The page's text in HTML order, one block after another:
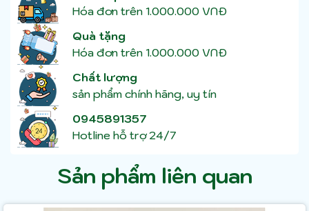
Hóa đơn trên 1.000.000 VNĐ
Quà tặng
Hóa đơn trên 1.000.000 VNĐ
Chất lượng
sản phẩm chính hãng, uy tín
0945891357
Hotline hỗ trợ 24/7
Sản phẩm liên quan